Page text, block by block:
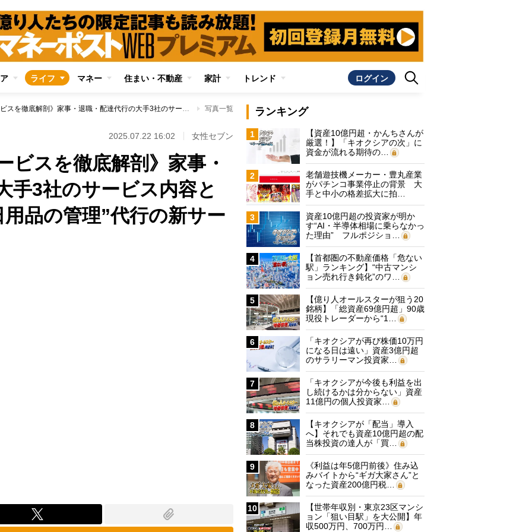
ライフ マネー 住まい・不動産 家計 トレンド ログイン
《進化する代行サービスを徹底解剖》家事・退職・配達代行の大手3社のサービス内容と料金システム “日用品の管理”代行の新サービスも登場 写真一覧
2025.07.22 16:02 女性セブン
ビスを徹底解剖》家事・
手3社のサービス内容と
品の管理”代行の新サー
ランキング
1
【資産10億円超・かんちさんが
厳選！】「キオクシアの次」に
資金が流れる期待の…
2
老舗遊技機メーカー・豊丸産業
がパチンコ事業停止の背景 大
手と中小の格差拡大に拍…
3
資産10億円超の投資家が明か
す“AI・半導体相場に乗らなかっ
た理由” フルポジショ…
4
【首都圏の不動産価格「危ない
駅」ランキング】“中古マンシ
ョン売れ行き鈍化”のワ…
5
【億り人オールスターが狙う20
銘柄】「総資産69億円超」90歳
現役トレーダーから“1…
6
「キオクシアが再び株価10万円
になる日は遠い」資産3億円超
のサラリーマン投資家…
7
「キオクシアが今後も利益を出
し続けるかは分からない」資産
11億円の個人投資家…
8
【キオクシアが「配当」導入
へ】それでも資産10億円超の配
当株投資の達人が「買…
9
《利益は年5億円前後》住み込
みバイトから“ギガ大家さん”と
なった資産200億円税…
10
【世帯年収別・東京23区マンシ
ョン「狙い目駅」を大公開】年
収500万円、700万円…